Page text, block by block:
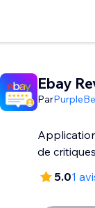
Ebay
Par
de
5.01